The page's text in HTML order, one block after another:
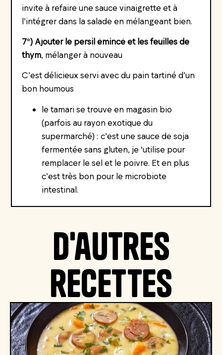
invite à refaire une sauce vinaigrette et à
l’intégrer dans la salade en mélangeant bien.
7°) Ajouter le persil émincé et les feuilles de
thym, mélanger à nouveau
C’est délicieux servi avec du pain tartiné d’un
bon houmous
le tamari se trouve en magasin bio
(parfois au rayon exotique du
supermarché) : c’est une sauce de soja
fermentée sans gluten, je ‘utilise pour
remplacer le sel et le poivre. Et en plus
c’est très bon pour le microbiote
intestinal.
D'autres
recettes